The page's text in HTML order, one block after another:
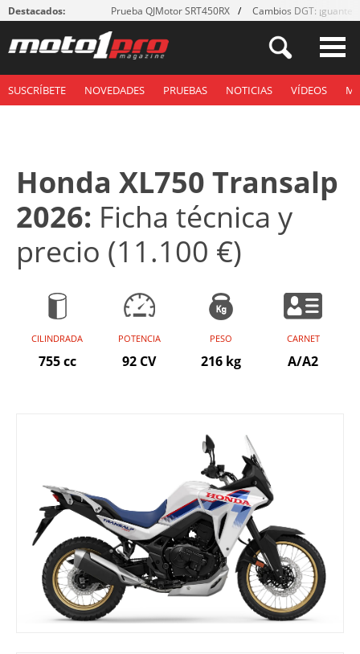
Destacados: Prueba QJMotor SRT450RX Cambios DGT: ¡guantes!
SUSCRÍBETE NOVEDADES PRUEBAS NOTICIAS VÍDEOS
Honda XL750 Transalp
2026: Ficha técnica y
precio (11.100 €)
CILINDRADA
755 cc
POTENCIA
92 CV
PESO
216 kg
CARNET
A/A2